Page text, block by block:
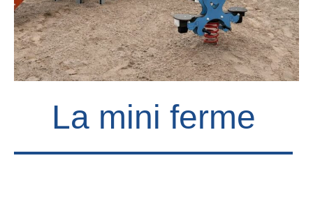
La mini ferme